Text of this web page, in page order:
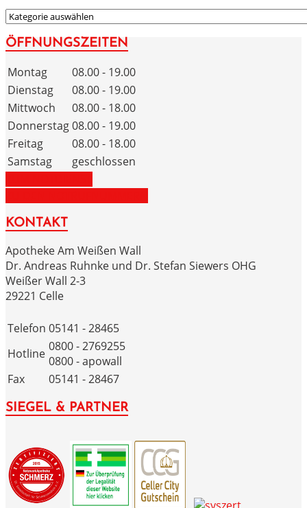
KATEGORIEN
ÖFFNUNGSZEITEN
Montag
08.00 - 19.00
Dienstag
08.00 - 19.00
Mittwoch
08.00 - 18.00
Donnerstag08.00 - 19.00
Freitag
08.00 - 18.00
Samstag
geschlossen
KONTAKT
Apotheke Am Weißen Wall
Dr. Andreas Ruhnke und Dr. Stefan Siewers OHG
Weißer Wall 2-3
29221 Celle
Telefon 05141 - 28465
Hotline 0800 - 2769255
0800 - apowall
Fax
05141 - 28467
SIEGEL & PARTNER